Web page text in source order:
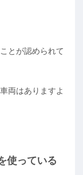
とが認められて
両はありますよ
使っている